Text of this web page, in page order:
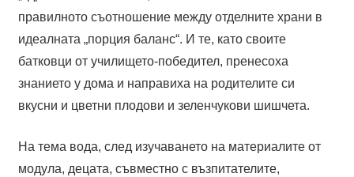
правилното съотношение между отделните храни в
идеалната „порция баланс“. И те, като своите
батковци от училището-победител, пренесоха
знанието у дома и направиха на родителите си
вкусни и цветни плодови и зеленчукови шишчета.
На тема вода, след изучаването на материалите от
модула, децата, съвместно с възпитателите,